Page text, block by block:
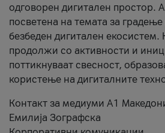
одговорен дигитален простор.
посветена на темата за
безбеден дигитален екосистем.
продолжи со активности и
поттикнуваат свесност,
користење на дигиталните
Контакт за медиуми А1
Емилија Зографска